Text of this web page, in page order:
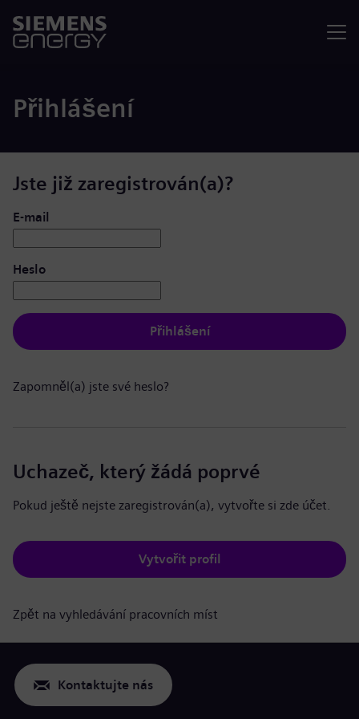
Přihlášení
Jste již zaregistrován(a)?
Přihlášení: uživatel a heslo
E-mail
Heslo
Přihlášení
Zapomněl(a) jste své heslo?
Uchazeč, který žádá poprvé
Pokud ještě nejste zaregistrován(a), vytvořte si zde účet.
Vytvořit profil
Zpět na vyhledávání pracovních míst
Kontaktujte nás